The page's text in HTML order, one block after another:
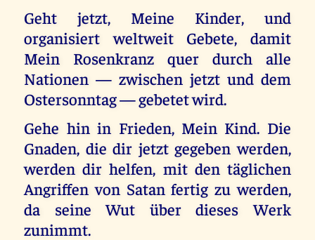
Geht jetzt, Meine Kinder, und
organisiert weltweit Gebete, damit
Mein Rosenkranz quer durch alle
Nationen — zwischen jetzt und dem
Ostersonntag — gebetet wird.
Gehe hin in Frieden, Mein Kind. Die
Gnaden, die dir jetzt gegeben werden,
werden dir helfen, mit den täglichen
Angriffen von Satan fertig zu werden,
da seine Wut über dieses Werk
zunimmt.